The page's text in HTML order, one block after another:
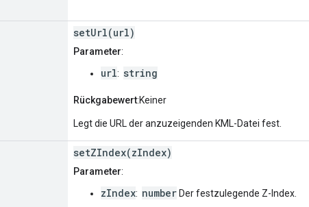
setUrl(url)
Parameter:
url: string
Rückgabewert:Keiner
Legt die URL der anzuzeigenden KML-Datei fest.
setZIndex(zIndex)
Parameter:
zIndex: number Der festzulegende Z-Index.